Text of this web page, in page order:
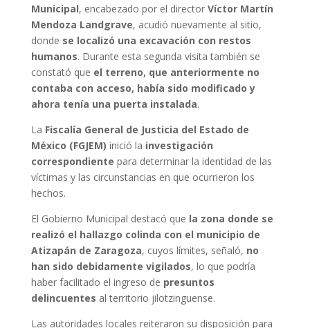
Municipal, encabezado por el director Víctor Martín
Mendoza Landgrave, acudió nuevamente al sitio,
donde se localizó una excavación con restos
humanos. Durante esta segunda visita también se
constató que el terreno, que anteriormente no
contaba con acceso, había sido modificado y
ahora tenía una puerta instalada.
La Fiscalía General de Justicia del Estado de
México (FGJEM) inició la investigación
correspondiente para determinar la identidad de las
víctimas y las circunstancias en que ocurrieron los
hechos.
El Gobierno Municipal destacó que la zona donde se
realizó el hallazgo colinda con el municipio de
Atizapán de Zaragoza, cuyos límites, señaló, no
han sido debidamente vigilados, lo que podría
haber facilitado el ingreso de presuntos
delincuentes al territorio jilotzinguense.
Las autoridades locales reiteraron su disposición para